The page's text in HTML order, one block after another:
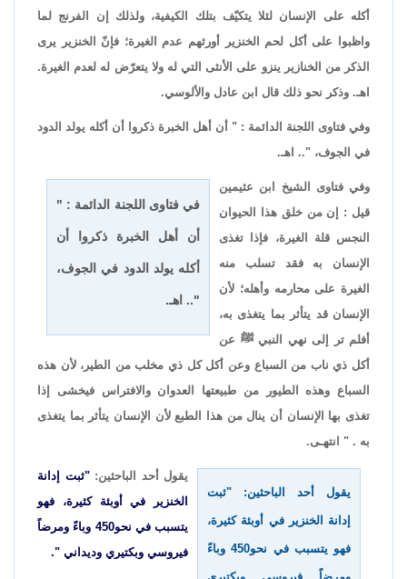
أكله على الإنسان لئلا يتكيّف بتلك الكيفية، ولذلك إن الفرنج لما
واظبوا على أكل لحم الخنزير أورثهم عدم الغيرة؛ فإنّ الخنزير يرى
الذكر من الخنازير ينزو على الأنثى التي له ولا يتعرّض له لعدم الغيرة.
اهـ. وذكر نحو ذلك قال ابن عادل والألوسي.
وفي فتاوى اللجنة الدائمة : " أن أهل الخبرة ذكروا أن أكله يولد الدود
في الجوف، ".. اهـ.
في فتاوى اللجنة الدائمة : "
أن أهل الخبرة ذكروا أن
أكله يولد الدود في الجوف،
".. اهـ.
وفي فتاوى الشيخ ابن عثيمين
قيل : إن من خلق هذا الحيوان
النجس قلة الغيرة، فإذا تغذى
الإنسان به فقد تسلب منه
الغيرة على محارمه وأهله؛ لأن
الإنسان قد يتأثر بما يتغذى به،
أفلم تر إلى نهي النبي ﷺ عن
أكل ذي ناب من السباع وعن أكل كل ذي مخلب من الطير، لأن هذه
السباع وهذه الطيور من طبيعتها العدوان والافتراس فيخشى إذا
تغذى بها الإنسان أن ينال من هذا الطبع لأن الإنسان يتأثر بما يتغذى
به . " انتهـى.
يقول أحد الباحثين: "ثبت
إدانة الخنزير في أوبئة كثيرة،
فهو يتسبب في نحو450 وباءً
يقول أحد الباحثين:"ثبت إدانة
الخنزير في أوبئة كثيرة، فهو
يتسبب في نحو450 وباءً ومرضاً
فيروسي وبكتيري وديداني ".